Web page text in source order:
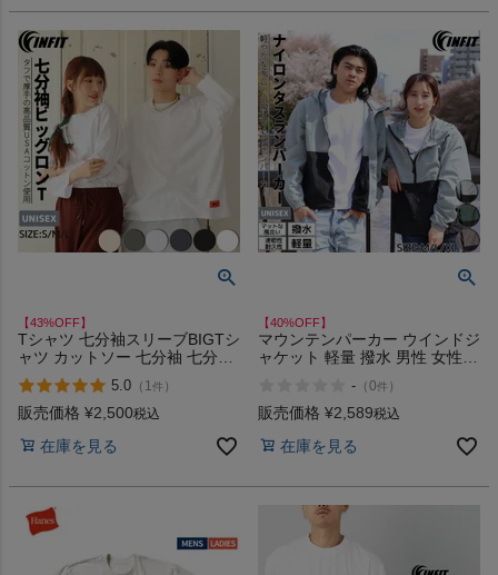
【43%OFF】
Tシャツ 七分袖スリーブBIGTシ
ャツ カットソー 七分袖 七分丈
トップス 綿100% USAコットン
コラボ 肉厚 ロンT レギュラー
フットボールT グッドウェア イ
ウトレット セール
5.0 （ 1件 ）
販売価格 ¥2,500税込
在庫を見る
【40%OFF】
マウンテンパーカー ウインドジ
ャケット 軽量 撥水 男性 女性
ボー アウトドア 学校 通勤 通学
プレゼント 贈物 ギフト インフ
ト セール
- （0件 ）
販売価格 ¥2,589税込
在庫を見る